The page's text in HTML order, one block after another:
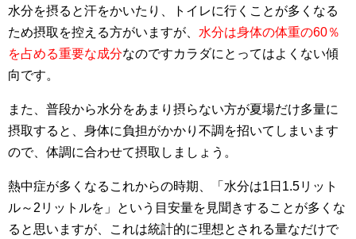
水分を摂ると汗をかいたり、トイレに行くことが多くなる
ため摂取を控える方がいますが、 水分は身体の体重の60％
を占める重要な成分なのですカラダにとってはよくない傾
向です。
また、普段から水分をあまり摂らない方が夏場だけ多量に
摂取すると、身体に負担がかかり不調を招いてしまいます
ので、体調に合わせて摂取しましょう。
熱中症が多くなるこれからの時期、「水分は1日1.5リット
ル～2リットルを」という目安量を見聞きすることが多くな
ると思いますが、これは統計的に理想とされる量なだけで